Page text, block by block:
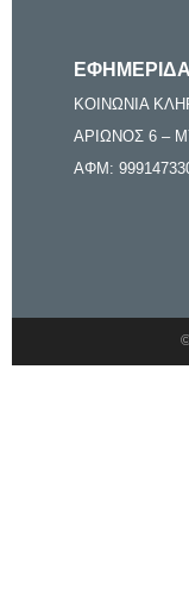
ΚΟΙΝΩΝΙΑ
ΑΡΙΩΝΟΣ 6 –
ΑΦΜ: